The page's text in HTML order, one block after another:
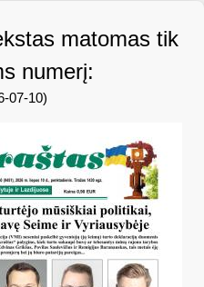
matomas tik
numerį:
07-10)